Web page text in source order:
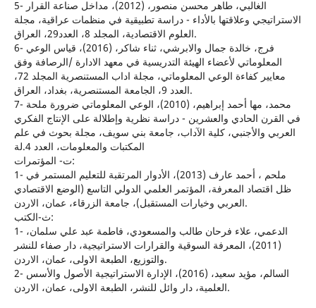
5- الغالبي، طاهر محسن منصور، (2012)، مداخل صناعة القرار
الاستراتيجي وعلاقتها بالأداء - دراسة تطبيقية في منظمات عراقية، مجلة
العلوم الاقتصادية، المجلد 8، العدد29، العراق.
6- فرج، خالدة جمال والابرشي، ثناء شاكر، (2016)، قياس الوعي
المعلوماتي لأعضاء الهيئة التدريسية في معهد الادارة /الرصافة وفق
معايير كفاءة الوعي المعلوماتي، مجلة اداب المستنصرية المجلد 72،
العدد 9، الجامعة المستنصرية، بغداد، العراق.
7- محمد، مها أحمد إبراهيم، (2010)، الوعي المعلوماتي ضرورة ملحة
في القرن الحادي والعشرين - دراسة نظرية وإطلالة على الإنتاج الفكري
العربي والأجنبي، كلية الآداب، جامعة بني سويف، مجلة بحوث في علم
المكتبات والمعلومات، العدد 4.لة
ت‌- المؤتمرات:
1- ملحم ، أحمد عارف (2013)، الأدوار المرتقبة للتعليم المستمر في
ظل اقتصاد المعرفة، المؤتمر العلمي الدولي التاسع (الوضع الاقتصادي
العربي وخيارات المستقبل)، جامعة الزرقاء، عمان، الاردن.
ث-الكتب:
1- الدعمي، علاء فرحان طالب والمسعودي، فاطمة عبد علي سلمان،
(2011)، المعرفة السوقية والقرارات الاستراتيجية، دار صفاء للنشر
والتوزيع، الطبعة الاولى، عمان، الاردن.
2- السالم، مؤيد سعيد، (2016)، الإدارة الاستراتيجية الأصول والأسس
العلمية، دار وائل للنشر، الطبعة الاولى، عمان، الاردن.